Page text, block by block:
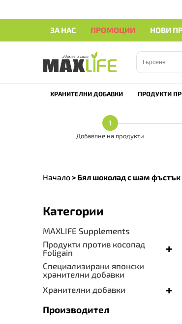
ЗА НАС ПРОМОЦИИ НОВИ
ХРАНИТЕЛНИ ДОБАВКИ ПРОДУКТИ
1
Добавяне на продукти
Начало > Бял шоколад с шам фъстък
Категории
MAXLIFE Supplements
Продукти против косопад
Foligain
+
Специализирани японски
хранителни добавки
Хранителни добавки
+
Производител